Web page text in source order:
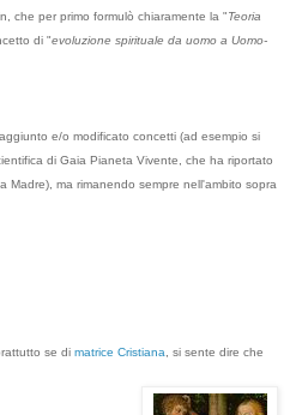
che per primo formulò chiaramente la "Teoria
di "evoluzione spirituale da uomo a Uomo-
e/o modificato concetti (ad esempio si
di Gaia Pianeta Vivente, che ha riportato
Madre), ma rimanendo sempre nell'ambito sopra
se di matrice Cristiana , si sente dire che